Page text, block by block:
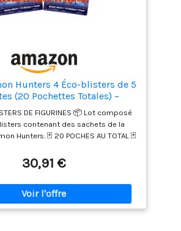
Hunters 4 Éco-blisters de 5
(20 Pochettes Totales) –
Collection pour Album K-
Pop Demon Hunters
DE FIGURINES 📦 Lot composé
contenant des sachets de la
Hunters. 🃏 20 POCHES AU TOTAL 🃏
⭐ COLLECTION K-POP DEMON
Série dédiée aux amateurs de figurines
K-Pop. 🎮 PARFAIT POUR
L'ALBUM 🎮 Idéal pour augmenter
collection et trouver de nouvelles
30,91 €